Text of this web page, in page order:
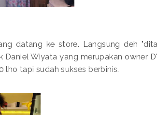
datang ke store. Langsung deh
Wiyata yang merupakan owner
lho tapi sudah sukses berbinis.